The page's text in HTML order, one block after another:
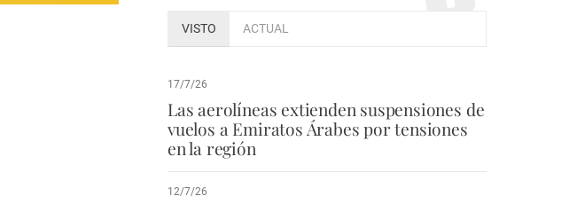
VISTO ACTUAL
17/7/26
Las aerolíneas extienden suspensiones de
vuelos a Emiratos Árabes por tensiones
en la región
12/7/26